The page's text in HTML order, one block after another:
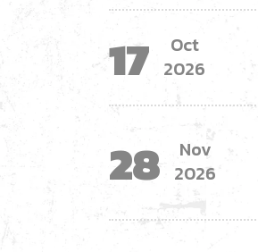
17
Oct
2026
28
Nov
2026